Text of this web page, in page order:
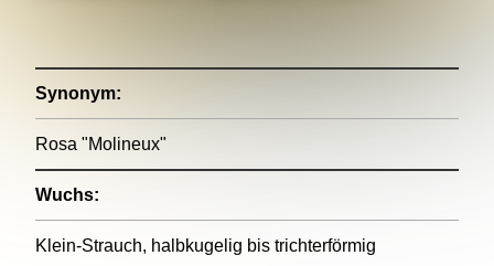
Synonym:
Rosa "Molineux"
Wuchs:
Klein-Strauch, halbkugelig bis trichterförmig